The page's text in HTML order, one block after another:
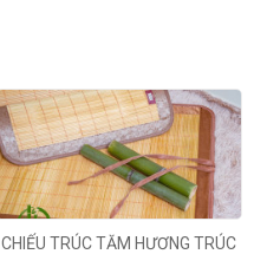
CHIẾU TRÚC TĂM HƯƠNG TRÚC